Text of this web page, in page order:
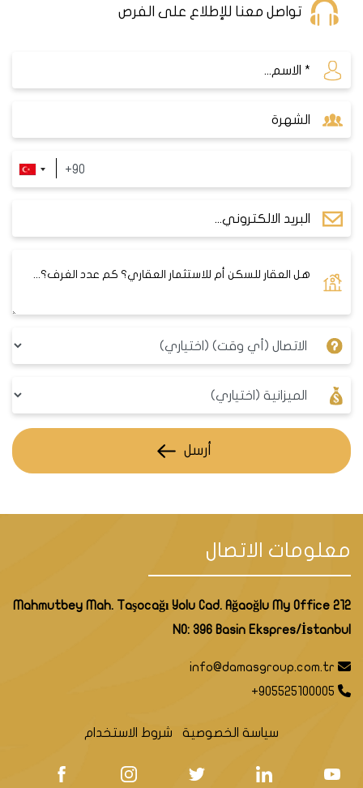
تواصل معنا للإطلاع على الفرص
أرسل
معلومات الاتصال
Mahmutbey Mah. Taşocağı Yolu Cad. Ağaoğlu My Office 212
NO: 396 Basin Ekspres/İstanbul
info@damasgroup.com.tr
+905525100005
سياسة الخصوصية شروط الاستخدام